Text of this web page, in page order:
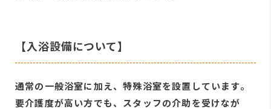
【入浴設備について】
通常の一般浴室に加え、特殊浴室を設置しています。
要介護度が高い方でも、スタッフの介助を受けなが